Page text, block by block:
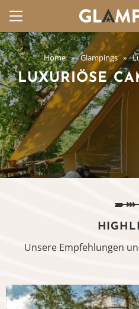
Home Glampings
LUXURIÖSE
Unsere Empfehlungen